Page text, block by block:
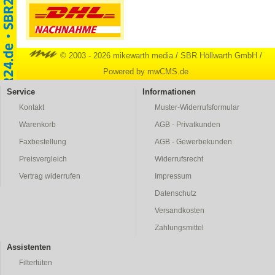
© 2003 - 2026 mikewarth media / SBR Höllwarth GmbH /
Powered by mwCMS.de
Service
Kontakt
Warenkorb
Faxbestellung
Preisvergleich
Vertrag widerrufen
Informationen
Muster-Widerrufsformular
AGB - Privatkunden
AGB - Gewerbekunden
Widerrufsrecht
Impressum
Datenschutz
Versandkosten
Zahlungsmittel
Assistenten
Filtertüten